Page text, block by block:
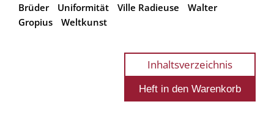
Brüder
Uniformität Ville Radieuse
Walter
Gropius
Weltkunst
Inhaltsverzeichnis